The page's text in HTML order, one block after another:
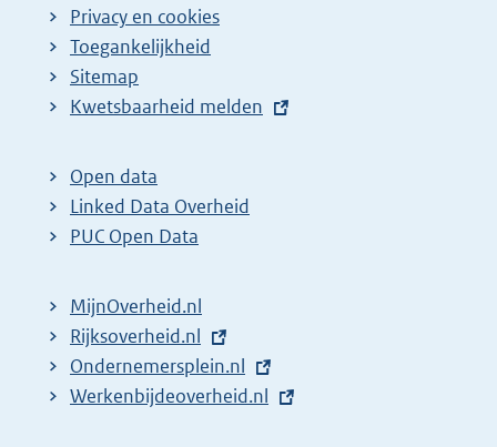
Privacy en cookies
Toegankelijkheid
Sitemap
E
t
e
r
l
i
n
k
Kwetsbaarheid melden
Open data
Linked Data Overheid
PUC Open Data
MijnOverheid.nl
E
x
t
Rijksoverheid.nl
E
x
Ondernemersplein.nl
E
Werkenbijdeoverheid.nl